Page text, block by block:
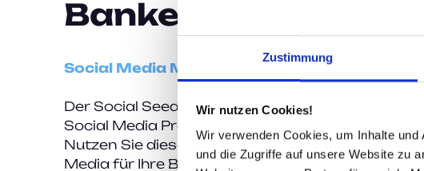
Zustimmung
Wir nutzen Cookies!
Wir verwenden Cookies, um Inhalte
und die Zugriffe auf unsere Website zu
Banken
Social Media Marketing 2026
Der Social Seed Strategie Leitfaden für Banken,
Social Media Präsenz aufbauen oder optimieren
Nutzen Sie diesen Leitfaden, um die Potentiale
Media für Ihre Bank besser zu verstehen und eine